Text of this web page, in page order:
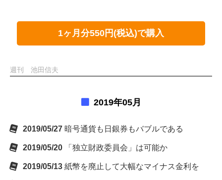
1ヶ月分550円(税込)で購入
週刊 池田信夫
2019年05月
2019/05/27 暗号通貨も日銀券もバブルである
2019/05/20 「独立財政委員会」は可能か
2019/05/13 紙幣を廃止して大幅なマイナス金利を